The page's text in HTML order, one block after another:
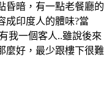
昏暗，有一點老餐廳的
成印度人的體味?當
我一個客人..雖說後來
麼好，最少跟樓下很難